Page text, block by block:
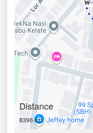
Distance
8396 km